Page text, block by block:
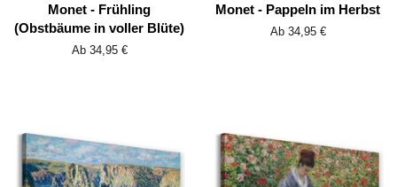
Monet - Frühling
(Obstbäume in voller Blüte)
Ab 34,95 €
Monet - Pappeln im Herbst
Ab 34,95 €